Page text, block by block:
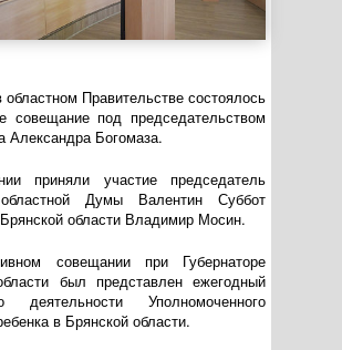
областном Правительстве состоялось
совещание под председательством
Александра Богомаза.
приняли участие председатель
Думы Валентин Суббот
области Владимир Мосин.
совещании при Губернаторе
был представлен ежегодный
Уполномоченного
в Брянской области.